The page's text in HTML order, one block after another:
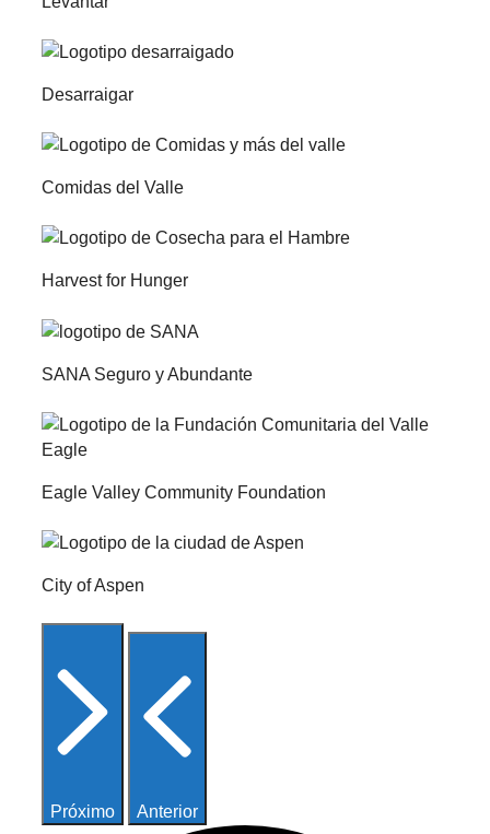
Desarraigar
Comidas del Valle
Harvest for Hunger
SANA Seguro y Abundante
Eagle Valley Community Foundation
City of Aspen
Próximo Anterior